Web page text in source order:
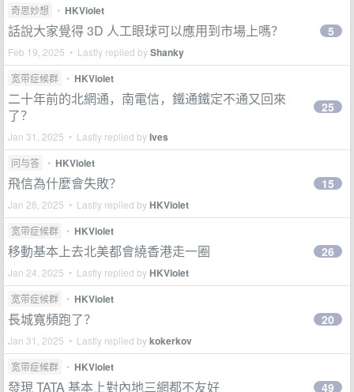
奇思妙想 • HKViolet
話說大家覺得 3D 人工眼球可以應用到市場上嗎？
Feb 19, 2025 • Lastly replied byShanky
5
宽带症候群 • HKViolet
二十年前的北網通，南電信，鐵通鐵定不通又回來
了？
Jan 31, 2025 • Lastly replied byIves
25
问与答 • HKViolet
飛信為什麼會失敗？
Jan 28, 2025 • Lastly replied byHKViolet
15
宽带症候群 • HKViolet
移動基本上去北美都會繞香港走一圈
Jan 24, 2025 • Lastly replied byHKViolet
26
宽带症候群 • HKViolet
長城寬頻跑了？
Jan 31, 2025 • Lastly replied bykokerkov
20
宽带症候群 • HKViolet
發現 TATA 基本上對內地三網都不友好 49